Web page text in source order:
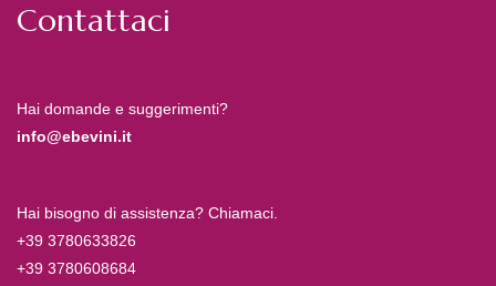
Contattaci
Hai domande e suggerimenti?
info@ebevini.it
Hai bisogno di assistenza? Chiamaci.
+39 3780633826
+39 3780608684